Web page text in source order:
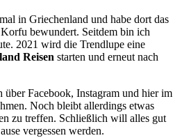
in Griechenland und habe dort das
bewundert. Seitdem bin ich
2021 wird die Trendlupe eine
Reisen starten und erneut nach
Facebook, Instagram und hier im
Noch bleibt allerdings etwas
zu treffen. Schließlich will alles gut
vergessen werden.